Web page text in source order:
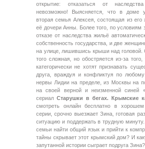
открытие: отказаться от
невозможно! Выясняется, что в доме
вторая семья Алексея, состоящая из
её дочери Анны. Более того, по условиям
отказе от наследства жильё
собственность государства, и две
на улице, лишившись крыши над головой.
того сложная, но обостряется из-за
категорически не хотят признавать
друга, враждуя и конфликтуя по
нервы Лидии на пределе, из Москвы на
на своей верной и неизменной синей
сериал Старушки в бегах. Крымские
смотреть онлайн бесплатно в
серии, срочно выезжает Зина, готовая
ситуацию и поддержать в трудную
семьи найти общий язык и прийти к
тайны скрывает этот крымский дом? И
запутанной истории сыграет подруга Зина?